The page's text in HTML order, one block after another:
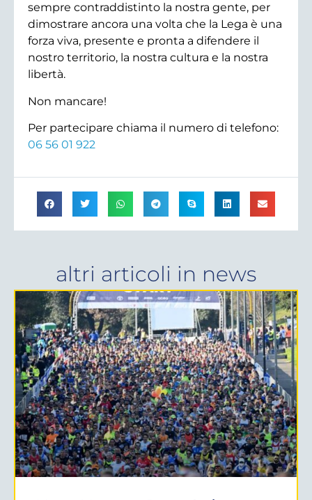
sempre contraddistinto la nostra gente, per
dimostrare ancora una volta che la Lega è una
forza viva, presente e pronta a difendere il
nostro territorio, la nostra cultura e la nostra
libertà.
Non mancare!
Per partecipare chiama il numero di telefono:
06 56 01 922
altri articoli in news